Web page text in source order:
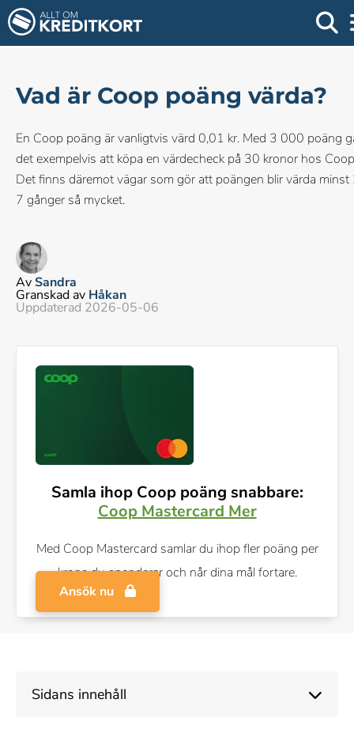
Vad är Coop poäng värda?
En Coop poäng är vanligtvis värd 0,01 kr. Med 3 000 poäng
det exempelvis att köpa en värdecheck på 30 kronor hos
Det finns däremot vägar som gör att poängen blir värda minst
7 gånger så mycket.
AvSandra
Granskad av Håkan
Uppdaterad 2026-05-06
Samla ihop Coop poäng snabbare:
Coop Mastercard Mer
Med Coop Mastercard samlar du ihop fler poäng per
krona du spenderar och når dina mål fortare.
Ansök nu
Sidans innehåll